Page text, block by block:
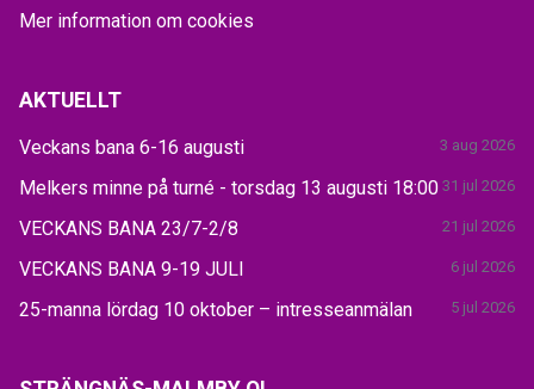
Mer information om cookies
AKTUELLT
Veckans bana 6-16 augusti 3 aug 2026
Melkers minne på turné - torsdag 13 augusti 18:00 31 jul 2026
VECKANS BANA 23/7-2/8 21 jul 2026
VECKANS BANA 9-19 JULI 6 jul 2026
25-manna lördag 10 oktober – intresseanmälan 5 jul 2026